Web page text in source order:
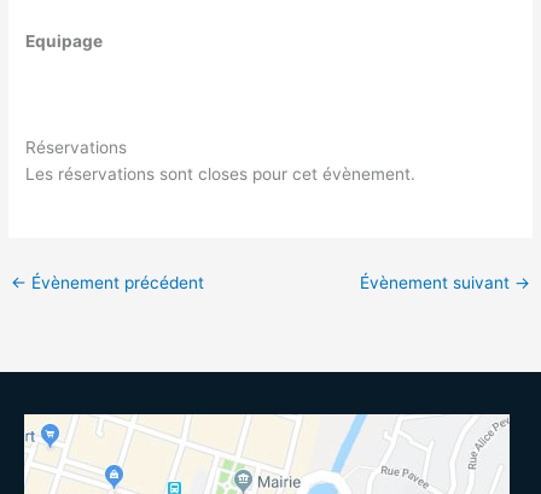
Equipage
Réservations
Les réservations sont closes pour cet évènement.
← Évènement précédent Évènement suivant →